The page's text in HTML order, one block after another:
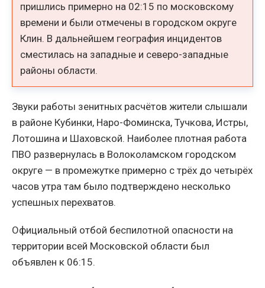
пришлись примерно на 02:15 по московскому
времени и были отмечены в городском округе
Клин. В дальнейшем география инцидентов
сместилась на западные и северо-западные
районы области.
Звуки работы зенитных расчётов жители слышали
в районе Кубинки, Наро-Фоминска, Тучкова, Истры,
Лотошина и Шаховской. Наиболее плотная работа
ПВО развернулась в Волоколамском городском
округе — в промежутке примерно с трёх до четырёх
часов утра там было подтверждено несколько
успешных перехватов.
Официальный отбой беспилотной опасности на
территории всей Московской области был
объявлен к 06:15.